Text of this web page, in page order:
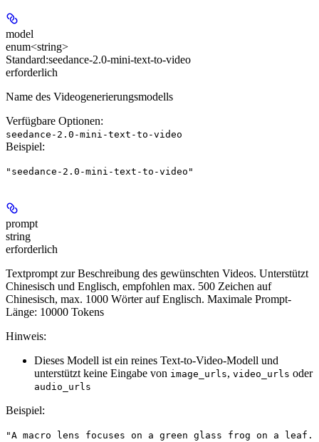
model
enum<string>
Standard:seedance-2.0-mini-text-to-video
erforderlich
Name des Videogenerierungsmodells
Verfügbare Optionen:
seedance-2.0-mini-text-to-video
Beispiel:
"seedance-2.0-mini-text-to-video"
prompt
string
erforderlich
Textprompt zur Beschreibung des gewünschten Videos. Unterstützt
Chinesisch und Englisch, empfohlen max. 500 Zeichen auf
Chinesisch, max. 1000 Wörter auf Englisch. Maximale Prompt-
Länge: 10000 Tokens
Hinweis:
Dieses Modell ist ein reines Text-to-Video-Modell und
unterstützt keine Eingabe von image_urls, video_urls oder
audio_urls
Beispiel:
"A macro lens focuses on a green glass frog on a leaf.